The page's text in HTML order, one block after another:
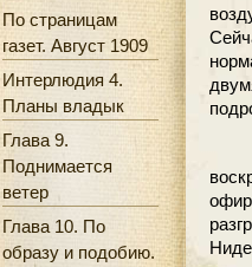
По страницам
газет. Август 1909
Интерлюдия 4.
Планы владык
Глава 9.
Поднимается
ветер
Глава 10. По
образу и подобию.